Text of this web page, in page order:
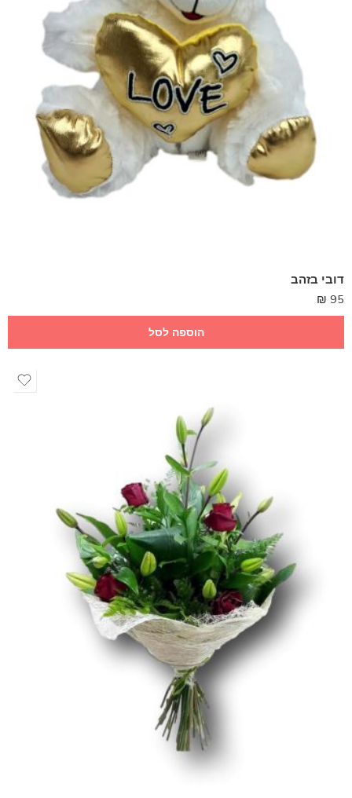
דובי בזהב
95
₪
הוספה לסל